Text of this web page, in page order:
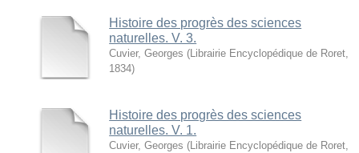
Histoire des progrès des sciences
naturelles. V. 3.
Cuvier, Georges ( Librairie Encyclopédique de Roret
1834)
Histoire des progrès des sciences
naturelles. V. 1.
Cuvier, Georges ( Librairie Encyclopédique de Roret